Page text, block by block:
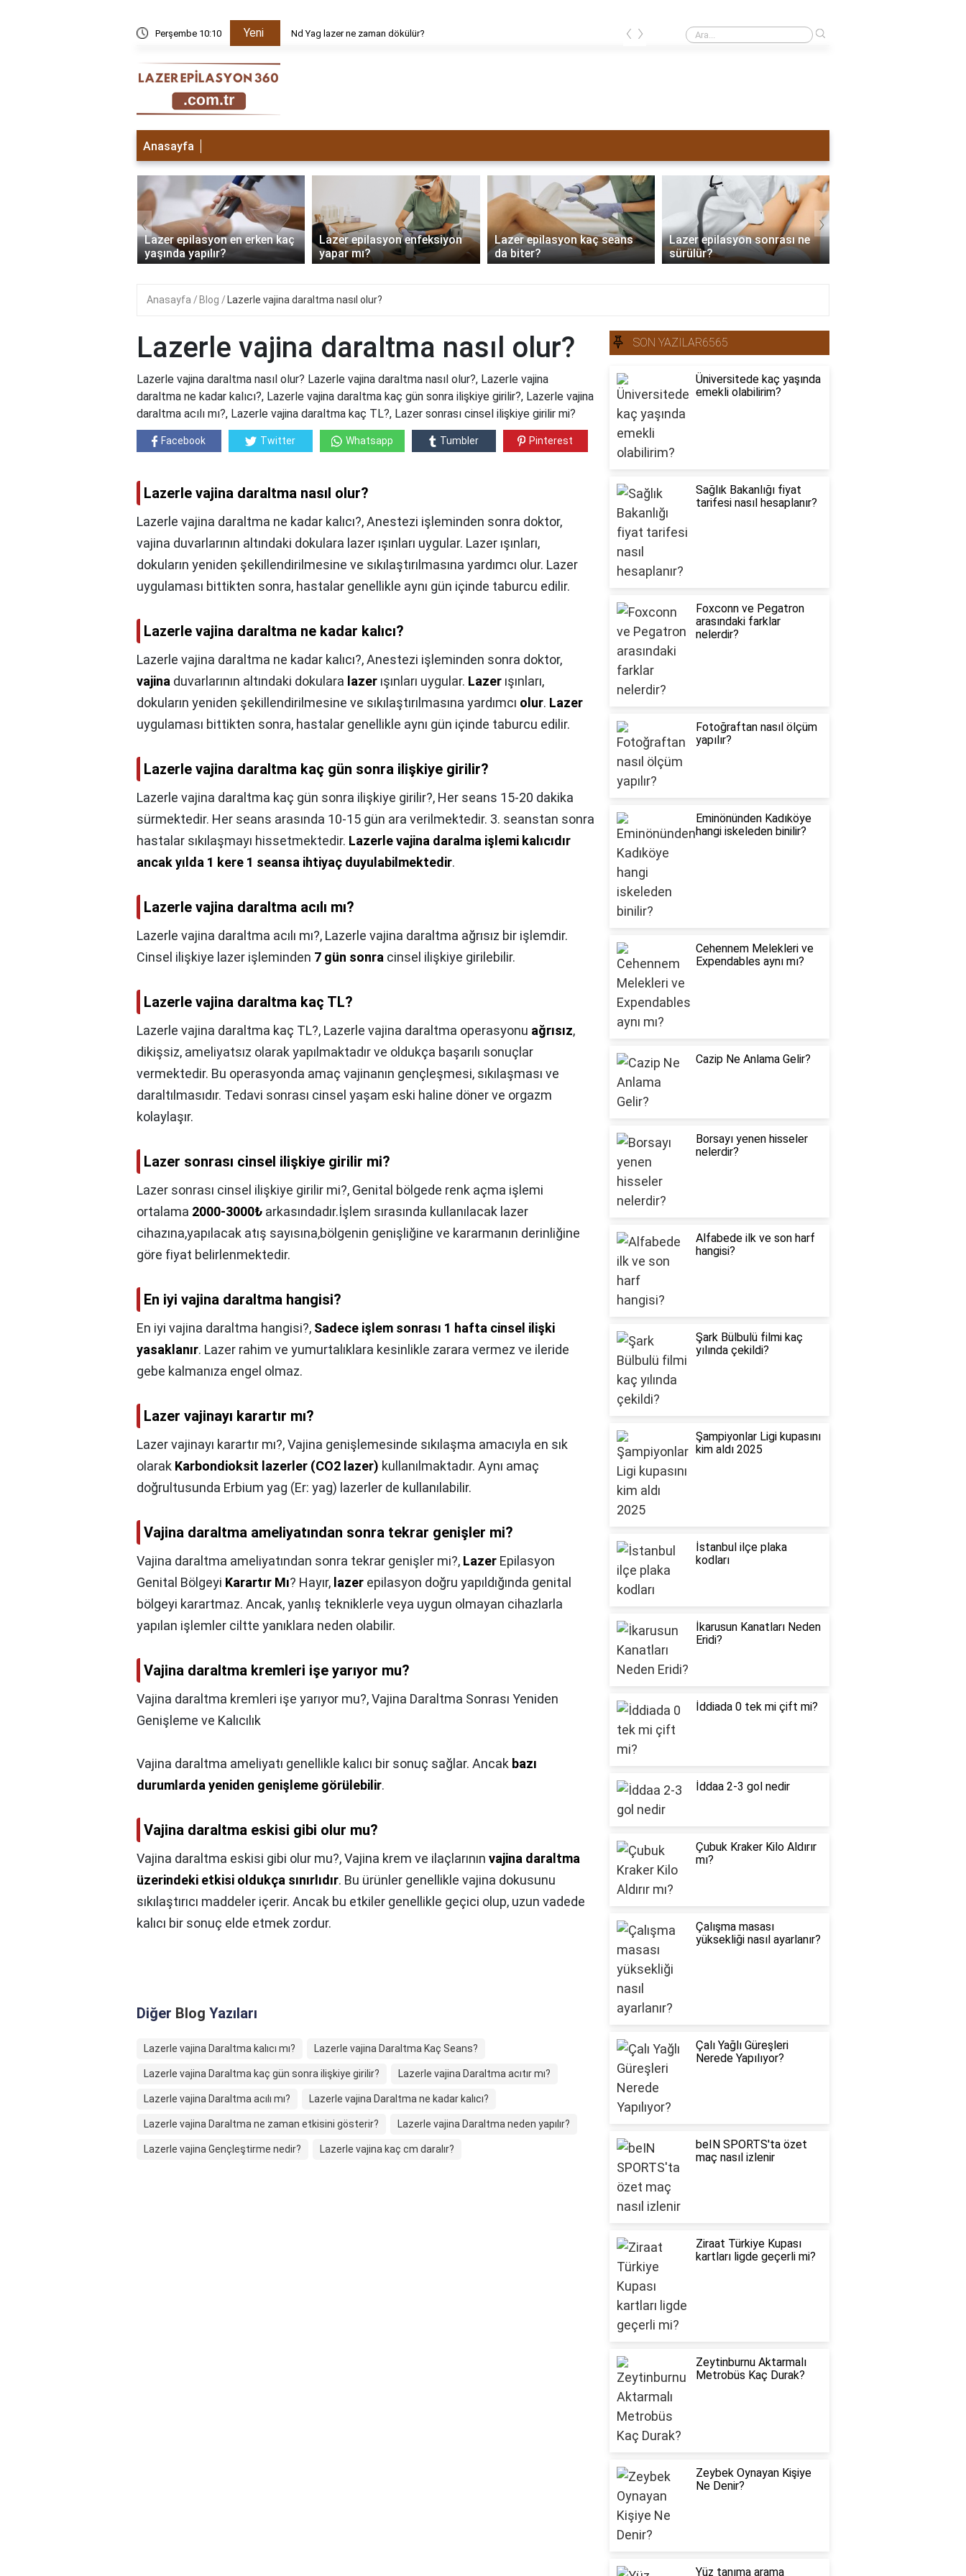
Perşembe 10:10 Yeni Nd Yag lazer ne zaman dökülür? Sivilceli yüze lazer yapılırsa ne olur?
‹ ›
Anasayfa
Lazer epilasyon en erken kaç
yaşında yapılır?
Lazer epilasyon enfeksiyon
yapar mı?
Lazer epilasyon kaç seans
da biter?
Lazer epilasyon sonrası ne
sürülür?
‹ ›
Anasayfa Blog Lazerle vajina daraltma nasıl olur?
Lazerle vajina daraltma nasıl olur?
Lazerle vajina daraltma nasıl olur? Lazerle vajina daraltma nasıl olur?, Lazerle vajina
daraltma ne kadar kalıcı?, Lazerle vajina daraltma kaç gün sonra ilişkiye girilir?, Lazerle vajina
daraltma acılı mı?, Lazerle vajina daraltma kaç TL?, Lazer sonrası cinsel ilişkiye girilir mi?
Facebook Twitter Whatsapp Tumbler Pinterest
Lazerle vajina daraltma nasıl olur?
Lazerle vajina daraltma ne kadar kalıcı?, Anestezi işleminden sonra doktor,
vajina duvarlarının altındaki dokulara lazer ışınları uygular. Lazer ışınları,
dokuların yeniden şekillendirilmesine ve sıkılaştırılmasına yardımcı olur. Lazer
uygulaması bittikten sonra, hastalar genellikle aynı gün içinde taburcu edilir.
Lazerle vajina daraltma ne kadar kalıcı?
Lazerle vajina daraltma ne kadar kalıcı?,Anestezi işleminden sonra doktor,
vajina duvarlarının altındaki dokulara lazer ışınları uygular. Lazer ışınları,
dokuların yeniden şekillendirilmesine ve sıkılaştırılmasına yardımcı olur. Lazer
uygulaması bittikten sonra, hastalar genellikle aynı gün içinde taburcu edilir.
Lazerle vajina daraltma kaç gün sonra ilişkiye girilir?
Lazerle vajina daraltma kaç gün sonra ilişkiye girilir?, Her seans 15-20 dakika
sürmektedir. Her seans arasında 10-15 gün ara verilmektedir. 3. seanstan sonra
hastalar sıkılaşmayı hissetmektedir. Lazerle vajina daralma işlemi kalıcıdır
ancak yılda 1 kere 1 seansa ihtiyaç duyulabilmektedir.
Lazerle vajina daraltma acılı mı?
Lazerle vajina daraltma acılı mı?, Lazerle vajina daraltma ağrısız bir işlemdir.
Cinsel ilişkiye lazer işleminden 7 gün sonra cinsel ilişkiye girilebilir.
Lazerle vajina daraltma kaç TL?
Lazerle vajina daraltma kaç TL?, Lazerle vajina daraltma operasyonu ağrısız,
dikişsiz, ameliyatsız olarak yapılmaktadır ve oldukça başarılı sonuçlar
vermektedir. Bu operasyonda amaç vajinanın gençleşmesi, sıkılaşması ve
daraltılmasıdır. Tedavi sonrası cinsel yaşam eski haline döner ve orgazm
kolaylaşır.
Lazer sonrası cinsel ilişkiye girilir mi?
Lazer sonrası cinsel ilişkiye girilir mi?, Genital bölgede renk açma işlemi
ortalama 2000-3000₺ arkasındadır.İşlem sırasında kullanılacak lazer
cihazına,yapılacak atış sayısına,bölgenin genişliğine ve kararmanın derinliğine
göre fiyat belirlenmektedir.
En iyi vajina daraltma hangisi?
En iyi vajina daraltma hangisi?, Sadece işlem sonrası 1 hafta cinsel ilişki
yasaklanır. Lazer rahim ve yumurtalıklara kesinlikle zarara vermez ve ileride
gebe kalmanıza engel olmaz.
Lazer vajinayı karartır mı?
Lazer vajinayı karartır mı?,Vajina genişlemesinde sıkılaşma amacıyla en sık
olarak Karbondioksit lazerler (CO2 lazer) kullanılmaktadır. Aynı amaç
doğrultusunda Erbium yag (Er: yag) lazerler de kullanılabilir.
Vajina daraltma ameliyatından sonra tekrar genişler mi?
Vajina daraltma ameliyatından sonra tekrar genişler mi?, Lazer Epilasyon
Genital Bölgeyi Karartır Mı? Hayır, lazer epilasyon doğru yapıldığında genital
bölgeyi karartmaz. Ancak, yanlış tekniklerle veya uygun olmayan cihazlarla
yapılan işlemler ciltte yanıklara neden olabilir.
Vajina daraltma kremleri işe yarıyor mu?
Vajina daraltma kremleri işe yarıyor mu?,Vajina Daraltma Sonrası Yeniden
Genişleme ve Kalıcılık
Vajina daraltma ameliyatı genellikle kalıcı bir sonuç sağlar. Ancak bazı
durumlarda yeniden genişleme görülebilir.
Vajina daraltma eskisi gibi olur mu?
Vajina daraltma eskisi gibi olur mu?,Vajina krem ve ilaçlarının vajina daraltma
üzerindeki etkisi oldukça sınırlıdır. Bu ürünler genellikle vajina dokusunu
sıkılaştırıcı maddeler içerir. Ancak bu etkiler genellikle geçici olup, uzun vadede
kalıcı bir sonuç elde etmek zordur.
Diğer Blog Yazıları
Lazerle vajina Daraltma kalıcı mı? Lazerle vajina Daraltma Kaç Seans?
Lazerle vajina Daraltma kaç gün sonra ilişkiye girilir? Lazerle vajina Daraltma acıtır mı?
Lazerle vajina Daraltma acılı mı? Lazerle vajina Daraltma ne kadar kalıcı?
Lazerle vajina Daraltma ne zaman etkisini gösterir? Lazerle vajina Daraltma neden yapılır?
Lazerle vajina Gençleştirme nedir? Lazerle vajina kaç cm daralır?
SON YAZILAR6565
Üniversitede kaç yaşında
emekli olabilirim?
Sağlık Bakanlığı fiyat
tarifesi nasıl hesaplanır?
Foxconn ve Pegatron
arasındaki farklar
nelerdir?
Fotoğraftan nasıl ölçüm
yapılır?
Eminönünden Kadıköye
hangi iskeleden binilir?
Cehennem Melekleri ve
Expendables aynı mı?
Cazip Ne Anlama Gelir?
Borsayı yenen hisseler
nelerdir?
Alfabede ilk ve son harf
hangisi?
Şark Bülbulü filmi kaç
yılında çekildi?
Şampiyonlar Ligi kupasını
kim aldı 2025
İstanbul ilçe plaka
kodları
İkarusun Kanatları Neden
Eridi?
İddiada 0 tek mi çift mi?
İddaa 2-3 gol nedir
Çubuk Kraker Kilo Aldırır
mı?
Çalışma masası
yüksekliği nasıl ayarlanır?
Çalı Yağlı Güreşleri
Nerede Yapılıyor?
beIN SPORTS'ta özet
maç nasıl izlenir
Ziraat Türkiye Kupası
kartları ligde geçerli mi?
Zeytinburnu Aktarmalı
Metrobüs Kaç Durak?
Zeybek Oynayan Kişiye
Ne Denir?
Yüz tanıma arama